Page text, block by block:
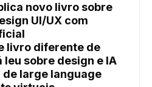
novo livro sobre
UI/UX com
livro diferente de
leu sobre design e IA
large language